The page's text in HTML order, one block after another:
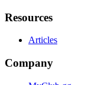
Resources
Articles
Company